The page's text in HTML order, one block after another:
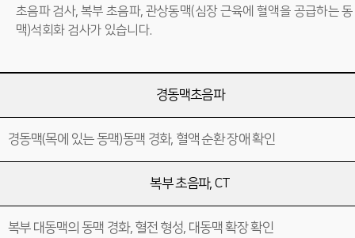
초음파 검사, 복부 초음파, 관상동맥(심장 근육에 혈액을 공급하는 동
맥)석회화 검사가 있습니다.
경동맥초음파
경동맥(목에 있는 동맥)동맥 경화, 혈액 순환 장애 확인
복부 초음파, CT
복부 대동맥의 동맥 경화, 혈전 형성, 대동맥 확장 확인